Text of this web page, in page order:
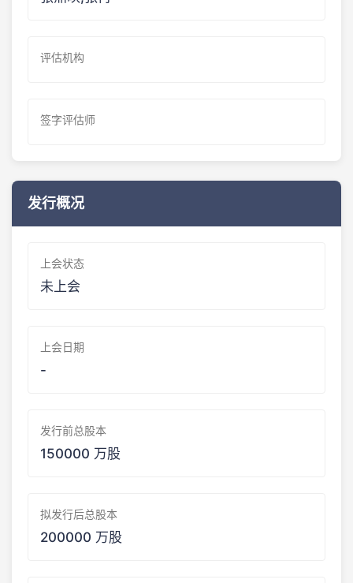
评估机构
签字评估师
发行概况
上会状态
未上会
上会日期
-
发行前总股本
150000 万股
拟发行后总股本
200000 万股